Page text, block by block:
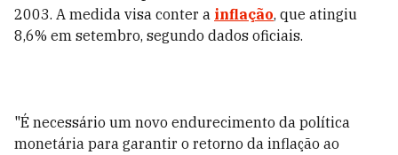
2003. A medida visa conter a inflação, que atingiu
8,6% em setembro, segundo dados oficiais.
"É necessário um novo endurecimento da política
monetária para garantir o retorno da inflação ao